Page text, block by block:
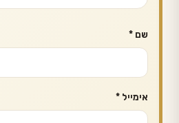
שם *
אימייל *